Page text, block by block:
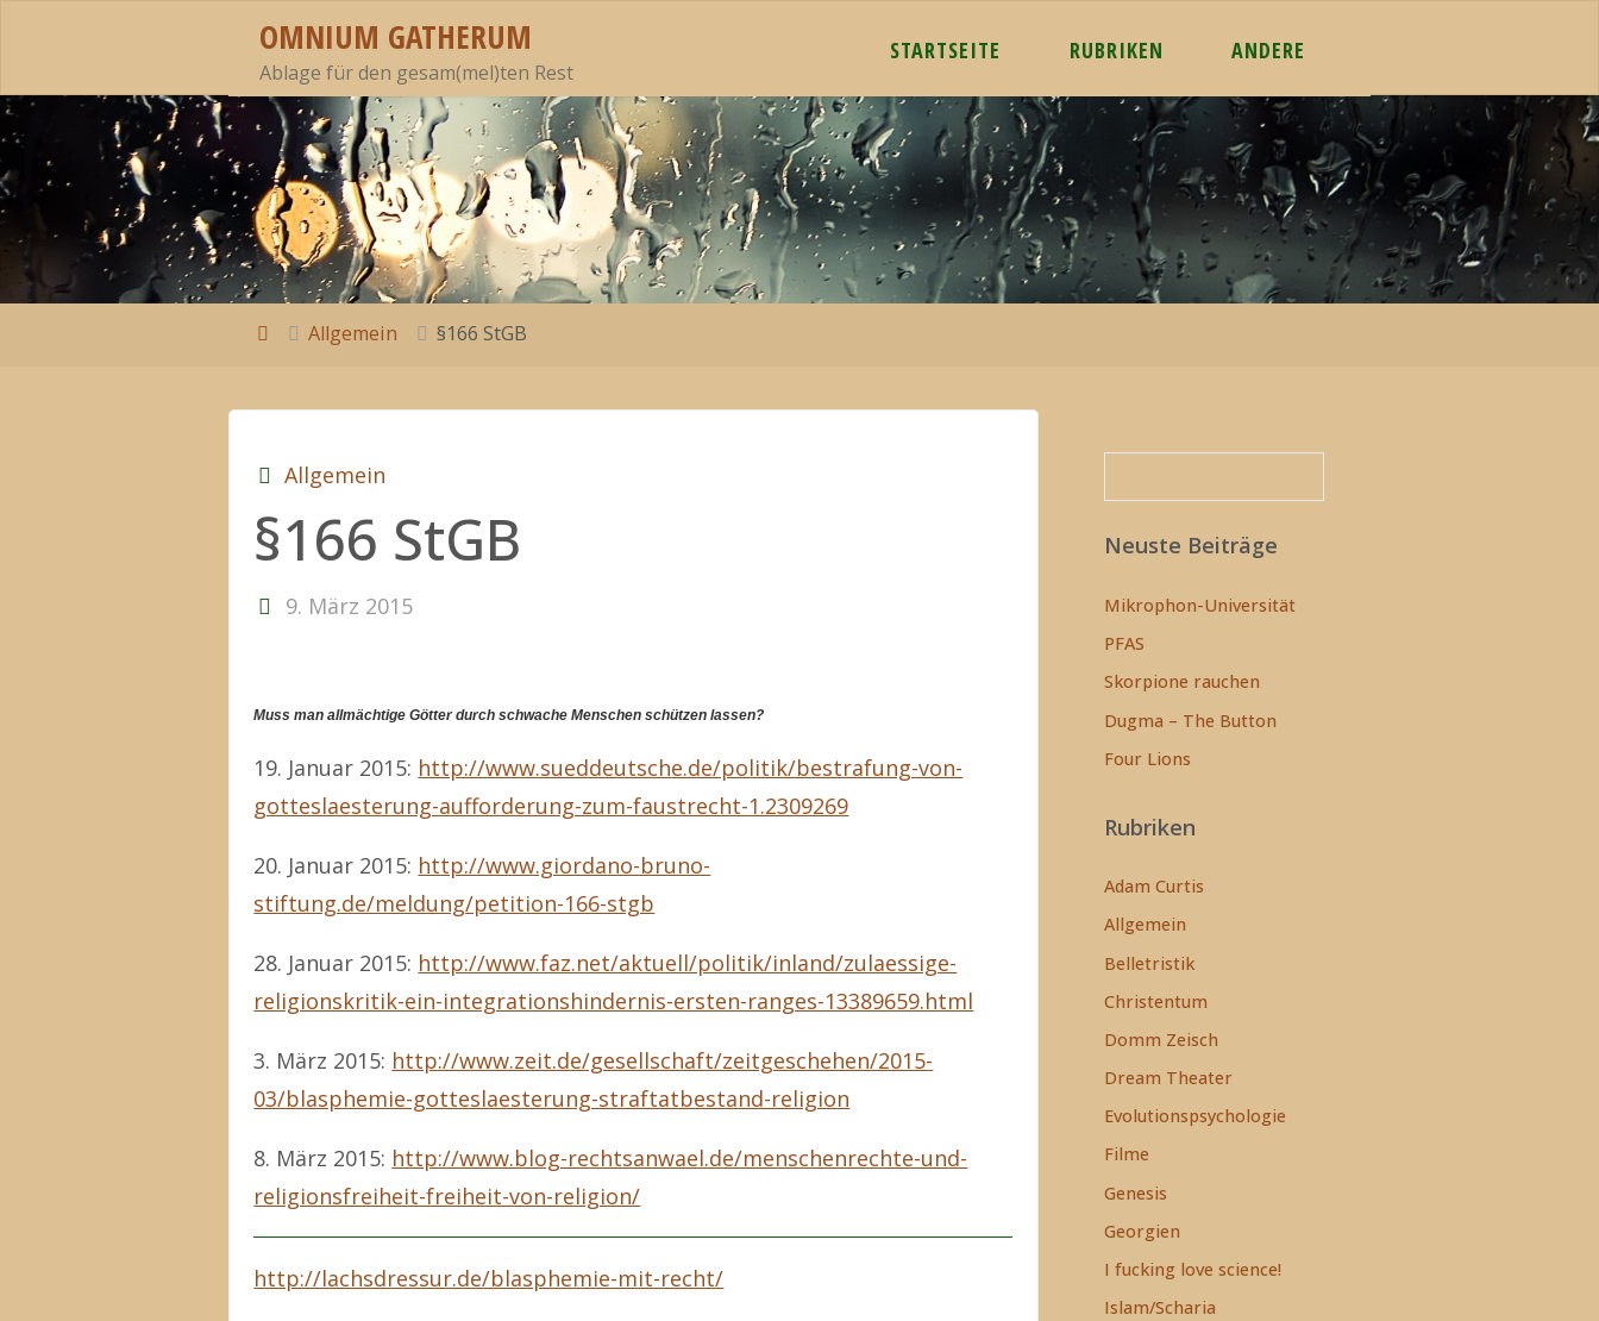
springen
OMNIUM GATHERUM
Ablage für den gesam(mel)ten Rest
STARTSEITE RUBRIKEN ANDERE
StartAllgemein §166 StGB
Allgemein
§166 StGB
9. März 2015
Muss man allmächtige Götter durch schwache Menschen schützen lassen?
19. Januar 2015: http://www.sueddeutsche.de/politik/bestrafung-von-
gotteslaesterung-aufforderung-zum-faustrecht-1.2309269
20. Januar 2015: http://www.giordano-bruno-
stiftung.de/meldung/petition-166-stgb
28. Januar 2015: http://www.faz.net/aktuell/politik/inland/zulaessige-
religionskritik-ein-integrationshindernis-ersten-ranges-13389659.html
3. März 2015: http://www.zeit.de/gesellschaft/zeitgeschehen/2015-
03/blasphemie-gotteslaesterung-straftatbestand-religion
8. März 2015: http://www.blog-rechtsanwael.de/menschenrechte-und-
religionsfreiheit-freiheit-von-religion/
http://lachsdressur.de/blasphemie-mit-recht/
Neuste Beiträge
Mikrophon-Universität
PFAS
Skorpione rauchen
Dugma – The Button
Four Lions
Rubriken
Adam Curtis
Allgemein
Belletristik
Christentum
Domm Zeisch
Dream Theater
Evolutionspsychologie
Filme
Genesis
Georgien
I fucking love science!
Islam/Scharia